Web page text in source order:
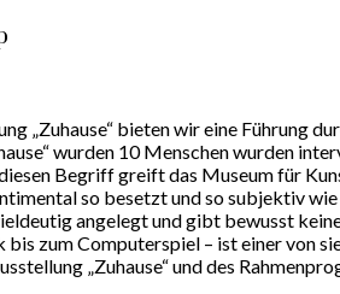
„Zuhause“ bieten wir eine Führung
wurden 10 Menschen wurden
Begriff greift das Museum für
so besetzt und so subjektiv
angelegt und gibt bewusst
zum Computerspiel – ist einer von
„Zuhause“ und des